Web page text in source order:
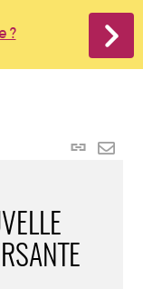
?
Lien